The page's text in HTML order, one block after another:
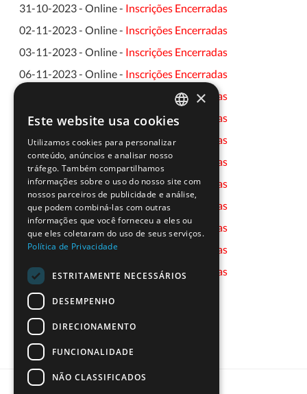
31-10-2023 - Online - Inscrições Encerradas
02-11-2023 - Online - Inscrições Encerradas
03-11-2023 - Online - Inscrições Encerradas
06-11-2023 - Online - Inscrições Encerradas
Inscrições Encerradas
08-11-2023 - Online -Inscrições Encerradas
08-11-2023 - Online - Inscrições Encerradas
09-11-2023 - Online -Inscrições Encerradas
10-11-2023 - Online -Inscrições Encerradas
13-11-2023 - Online - Inscrições Encerradas
13-11-2023 - Online -Inscrições Encerradas
14-11-2023 - Online -
Inscrições Encerradas
15-11-2023 - Online -Inscrições Encerradas
PORTUGUESE
ENGLISH
×
Este website usa cookies
Utilizamos cookies para personalizar
conteúdo, anúncios e analisar nosso
tráfego. Também compartilhamos
informações sobre o uso do nosso site com
nossos parceiros de publicidade e análise,
que podem combiná-las com outras
informações que você forneceu a eles ou
que eles coletaram do uso de seus serviços.
Política de Privacidade
ESTRITAMENTE NECESSÁRIOS
DESEMPENHO
DIRECIONAMENTO
FUNCIONALIDADE
NÃO CLASSIFICADOS